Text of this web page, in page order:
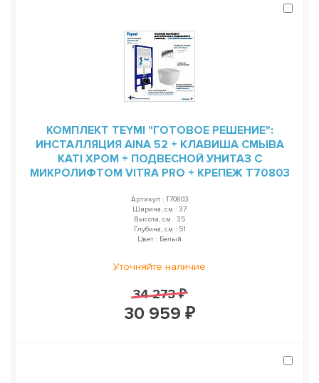
КОМПЛЕКТ TEYMI "ГОТОВОЕ РЕШЕНИЕ":
ИНСТАЛЛЯЦИЯ AINA 52 + КЛАВИША СМЫВА
KATI ХРОМ + ПОДВЕСНОЙ УНИТАЗ С
МИКРОЛИФТОМ VITRA PRO + КРЕПЕЖ T70803
Артикул : T70803
Ширина, см : 37
Высота, см : 35
Глубина, см : 51
Цвет : Белый
Уточняйте наличие
34 273 ₽
30 959 ₽